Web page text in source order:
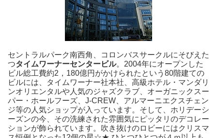
セントラルパーク南西角、コロンバスサークルにそびえた
つタイムワーナーセンタービル。2004年にオープンした
ビル総工費約2，180億円がかけられたという80階建ての
ビルには、タイムワーナー社本社、高級ホテル・マンダリ
ンオリエンタルや人気のジャズクラブ、オーガニックスー
パー・ホールフーズ、J-CREW、アルマーニエクスチェン
ジ等の人気ショップが入っています。そして、ホリデーシ
ーズンの今、その洗練された雰囲気にピッタリのデコレー
ションが飾られています。吹き抜けのロビーにはクリスマ